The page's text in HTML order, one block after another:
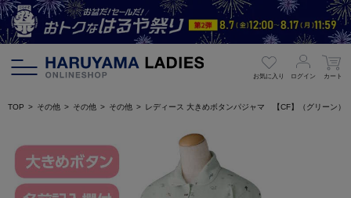
お気に入り ログイン カート
TOP その他 その他 その他 レディース 大きめボタンパジャマ 【CF】（グリーン）